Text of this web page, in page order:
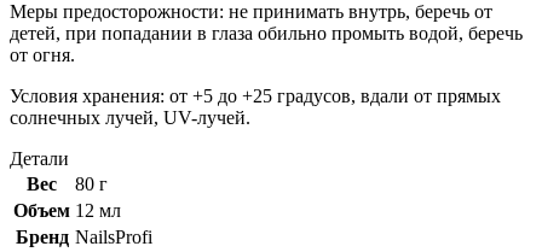
Меры предосторожности: не принимать внутрь, беречь от
детей, при попадании в глаза обильно промыть водой, беречь
от огня.
Условия хранения: от +5 до +25 градусов, вдали от прямых
солнечных лучей, UV-лучей.
Детали
Вес
80 г
Объем 12 мл
Бренд NailsProfi